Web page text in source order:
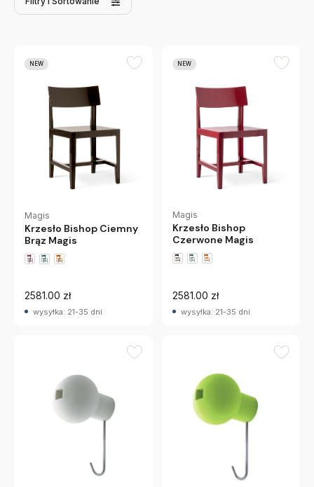
NEW
Magis
Krzesło Bishop Ciemny
Brąz Magis
2581.00 zł
wysyłka: 21-35 dni
NEW
Magis
Krzesło Bishop
Czerwone Magis
2581.00 zł
wysyłka: 21-35 dni